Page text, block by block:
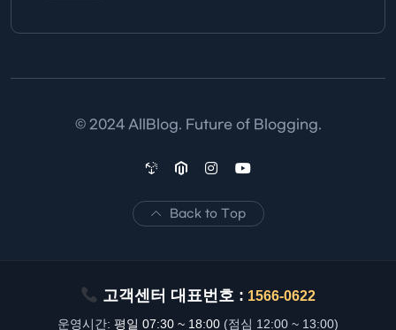
© 2024 AllBlog. Future of Blogging.
Back to Top
고객센터 대표번호 : 1566-0622
운영시간: 평일 07:30 ~ 18:00 (점심 12:00 ~ 13:00)